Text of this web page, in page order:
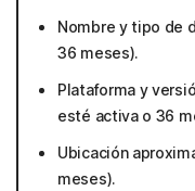
Nombre y tipo de
36 meses).
Plataforma y
esté activa o 36
Ubicación
meses).